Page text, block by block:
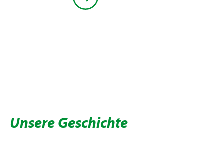
Unsere Geschichte